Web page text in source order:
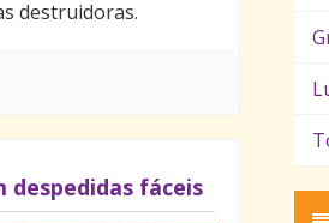
destruidoras.
despedidas fáceis